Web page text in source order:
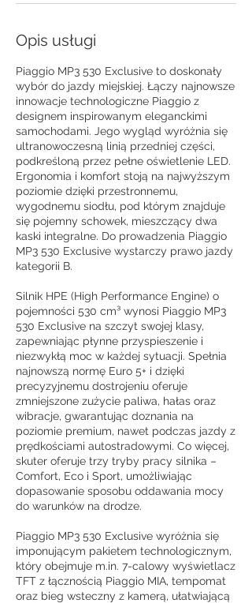
Opis usługi
Piaggio MP3 530 Exclusive to doskonały
wybór do jazdy miejskiej. Łączy najnowsze
innowacje technologiczne Piaggio z
designem inspirowanym eleganckimi
samochodami. Jego wygląd wyróżnia się
ultranowoczesną linią przedniej części,
podkreśloną przez pełne oświetlenie LED.
Ergonomia i komfort stoją na najwyższym
poziomie dzięki przestronnemu,
wygodnemu siodłu, pod którym znajduje
się pojemny schowek, mieszczący dwa
kaski integralne. Do prowadzenia Piaggio
MP3 530 Exclusive wystarczy prawo jazdy
kategorii B.
Silnik HPE (High Performance Engine) o
pojemności 530 cm³ wynosi Piaggio MP3
530 Exclusive na szczyt swojej klasy,
zapewniając płynne przyspieszenie i
niezwykłą moc w każdej sytuacji. Spełnia
najnowszą normę Euro 5+ i dzięki
precyzyjnemu dostrojeniu oferuje
zmniejszone zużycie paliwa, hałas oraz
wibracje, gwarantując doznania na
poziomie premium, nawet podczas jazdy z
prędkościami autostradowymi. Co więcej,
skuter oferuje trzy tryby pracy silnika –
Comfort, Eco i Sport, umożliwiając
dopasowanie sposobu oddawania mocy
do warunków na drodze.
Piaggio MP3 530 Exclusive wyróżnia się
imponującym pakietem technologicznym,
który obejmuje m.in. 7-calowy wyświetlacz
TFT z łącznością Piaggio MIA, tempomat
oraz bieg wsteczny z kamerą, ułatwiającą